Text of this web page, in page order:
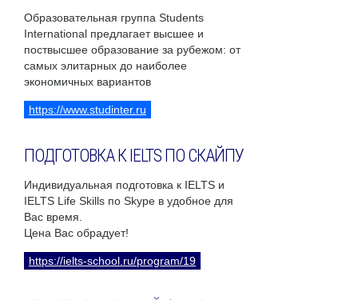
Образовательная группа Students
International предлагает высшее и
поствысшее образование за рубежом: от
самых элитарных до наиболее
экономичных вариантов
https://www.studinter.ru
ПОДГОТОВКА К IELTS ПО СКАЙПУ
Индивидуальная подготовка к IELTS и
IELTS Life Skills по Skype в удобное для
Вас время.
Цена Вас обрадует!
https://ielts-school.ru/program/19